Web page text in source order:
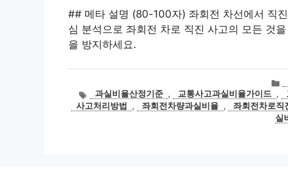
## 메타 설명 (80-100자) 좌회전 차선에서 직
심 분석으로 좌회전 차로 직진 사고의 모든 것
을 방지하세요.
태
그
과실비율산정기준 , 교통사고과실비율가이드 ,
사고처리방법
, 좌회전차량과실비율 , 좌회전차로직
실